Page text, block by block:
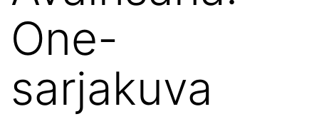
One-
sarjakuva